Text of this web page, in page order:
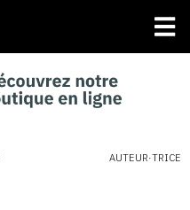
AUTEUR·TRICE